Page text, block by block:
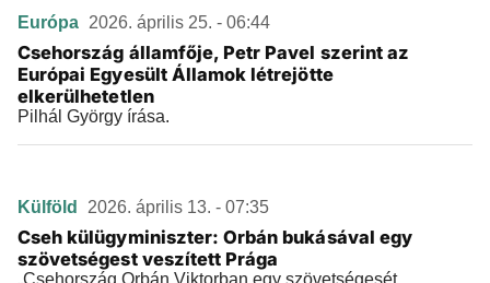
Európa 2026. április 25. - 06:44
Csehország államfője, Petr Pavel szerint az
Európai Egyesült Államok létrejötte
elkerülhetetlen
Pilhál György írása.
Külföld 2026. április 13. - 07:35
Cseh külügyminiszter: Orbán bukásával egy
szövetségest veszített Prága
„Csehország Orbán Viktorban egy szövetségesét